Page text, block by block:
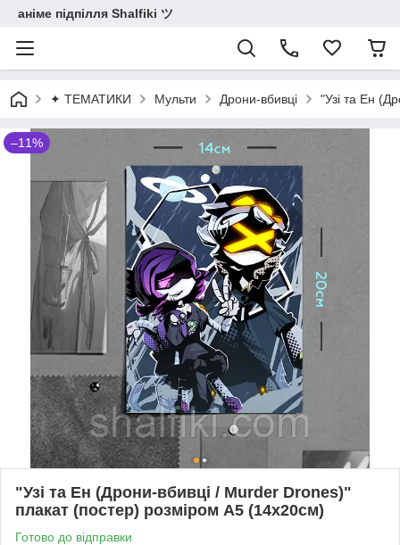
аніме підпілля Shalfiki ツ
✦ ТЕМАТИКИ Мульти Дрони-вбивці "Узі та Ен
–11%
"Узі та Ен (Дрони-вбивці / Murder Drones)"
плакат (постер) розміром А5 (14х20см)
Готово до відправки